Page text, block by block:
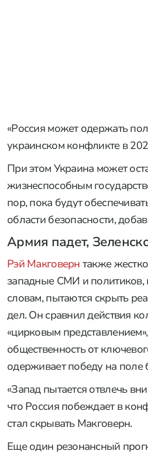
«Россия может одержать
украинском конфликте в
При этом Украина может
жизнеспособным
пор, пока будут
области безопасности,
Армия падет,
Рэй Макговерн также
западные СМИ и политиков,
словам, пытаются скрыть
дел. Он сравнил действия
«цирковым
общественность от
одерживает победу на поле
«Запад пытается отвлечь
что Россия побеждает в
стал скрывать Макговерн.
Еще один резонансный